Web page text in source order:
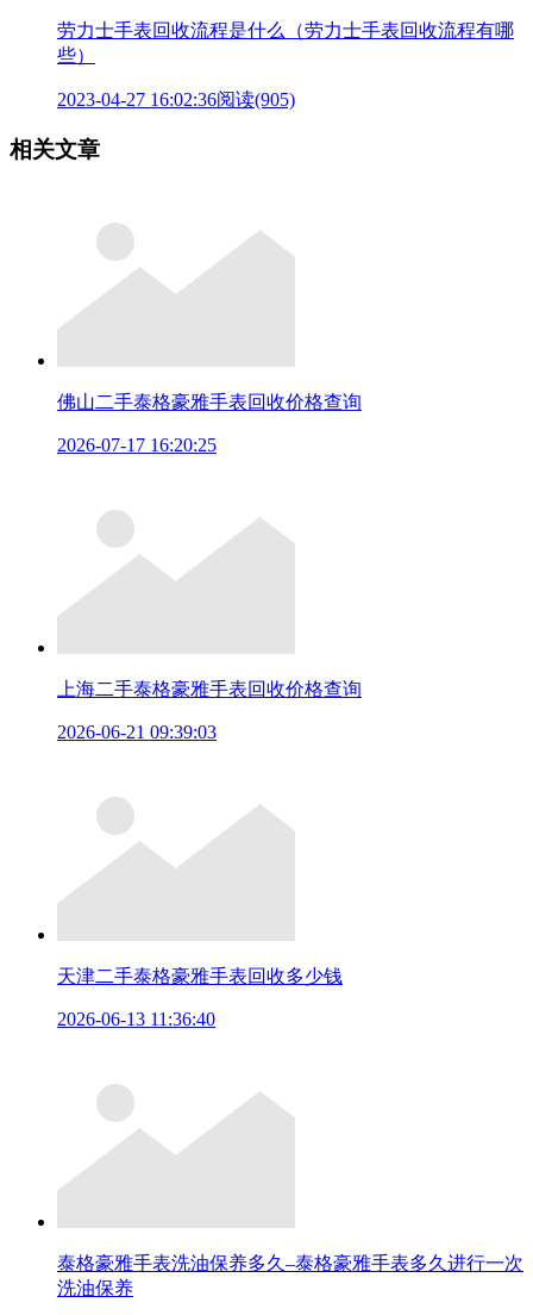
劳力士手表回收流程是什么（劳力士手表回收流程有哪
些）
2023-04-27 16:02:36阅读(905)
相关文章
佛山二手泰格豪雅手表回收价格查询
2026-07-17 16:20:25
上海二手泰格豪雅手表回收价格查询
2026-06-21 09:39:03
天津二手泰格豪雅手表回收多少钱
2026-06-13 11:36:40
泰格豪雅手表洗油保养多久–泰格豪雅手表多久进行一次
洗油保养